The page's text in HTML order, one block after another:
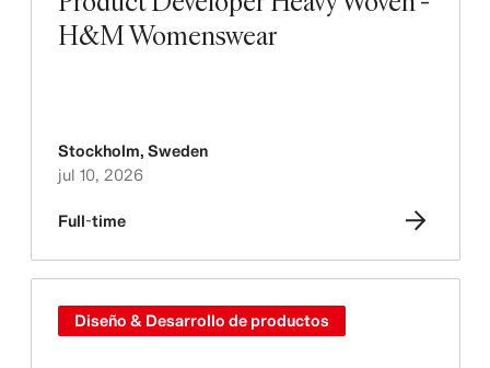
H&M Womenswear
Stockholm, Sweden
jul 10, 2026
Full-time
Diseño & Desarrollo de productos